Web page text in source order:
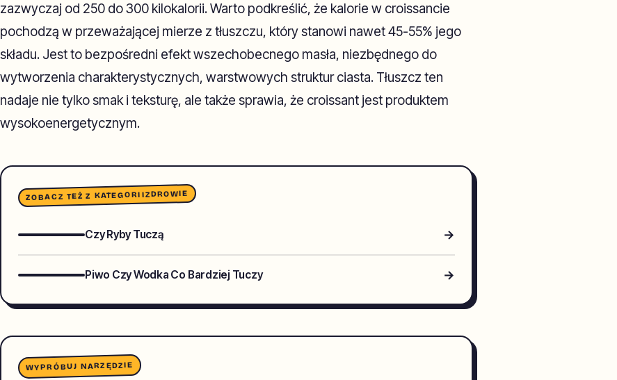
zazwyczaj od 250 do 300 kilokalorii. Warto podkreślić, że kalorie w croissancie
pochodzą w przeważającej mierze z tłuszczu, który stanowi nawet 45-55% jego
składu. Jest to bezpośredni efekt wszechobecnego masła, niezbędnego do
wytworzenia charakterystycznych, warstwowych struktur ciasta. Tłuszcz ten
nadaje nie tylko smak i teksturę, ale także sprawia, że croissant jest produktem
wysokoenergetycznym.
ZOBACZ TEŻ Z KATEGORIIZDROWIE
Czy Ryby Tuczą →
Piwo Czy Wodka Co Bardziej Tuczy →
WYPRÓBUJ NARZĘDZIE